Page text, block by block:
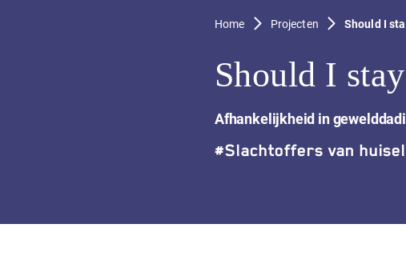
Home Projecten Should I
Should I
Afhankelijkheid in
#Slachtoffers van